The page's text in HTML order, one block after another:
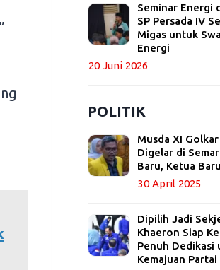
Seminar Energi
SP Persada IV
Migas untuk
Energi
20 Juni 2026
POLITIK
Musda XI
Digelar di
Baru, Ketua
30 April 2025
Dipilih Jadi
Khaeron Siap
Penuh Dedikasi
Kemajuan